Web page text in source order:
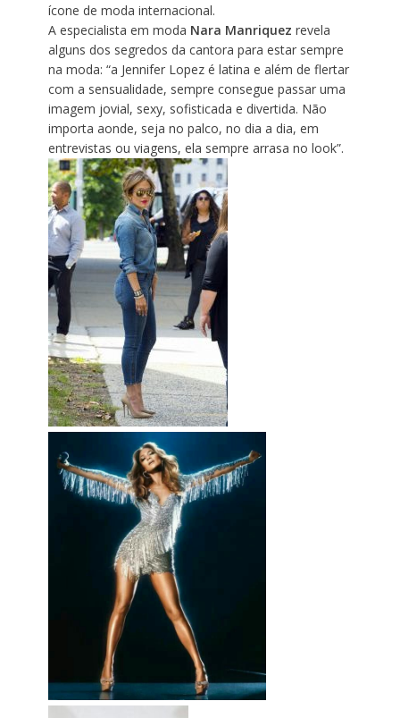
ícone de moda internacional.
A especialista em moda Nara Manriquez revela
alguns dos segredos da cantora para estar sempre
na moda: “a Jennifer Lopez é latina e além de flertar
com a sensualidade, sempre consegue passar uma
imagem jovial, sexy, sofisticada e divertida. Não
importa aonde, seja no palco, no dia a dia, em
entrevistas ou viagens, ela sempre arrasa no look”.